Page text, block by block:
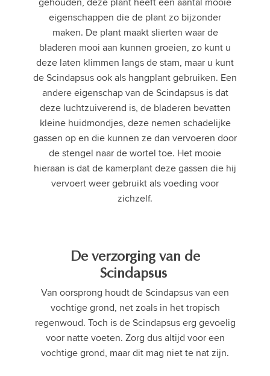
eigenschappen die de plant zo bijzonder
maken. De plant maakt slierten waar de
bladeren mooi aan kunnen groeien, zo kunt u
deze laten klimmen langs de stam, maar u kunt
de Scindapsus ook als hangplant gebruiken. Een
andere eigenschap van de Scindapsus is dat
deze luchtzuiverend is, de bladeren bevatten
kleine huidmondjes, deze nemen schadelijke
gassen op en die kunnen ze dan vervoeren door
de stengel naar de wortel toe. Het mooie
hieraan is dat de kamerplant deze gassen die hij
vervoert weer gebruikt als voeding voor
zichzelf.
De verzorging van de
Scindapsus
Van oorsprong houdt de Scindapsus van een
vochtige grond, net zoals in het tropisch
regenwoud. Toch is de Scindapsus erg gevoelig
voor natte voeten. Zorg dus altijd voor een
vochtige grond, maar dit mag niet te nat zijn.